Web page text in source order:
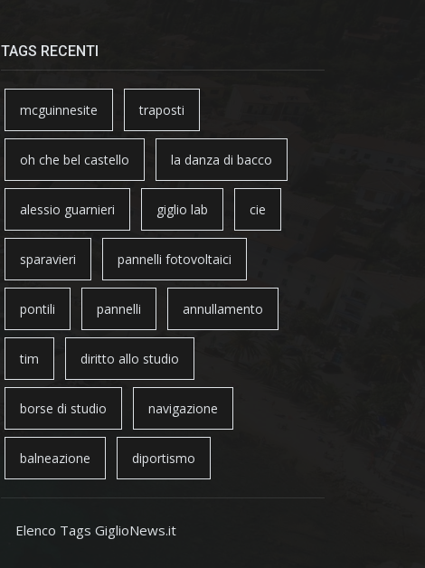
TAGS RECENTI
mcguinnesite traposti
oh che bel castello la danza di bacco
alessio guarnieri giglio lab cie
sparavieri pannelli fotovoltaici
pontili pannelli annullamento
tim diritto allo studio
borse di studio navigazione
balneazione diportismo
Elenco Tags GiglioNews.it